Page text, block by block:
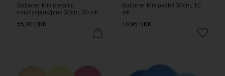
Balloner Mix metallic
hvid/lyspink/pink 30cm, 30 stk.
55,00 DKK
Balloner Mix pastel 30cm, 10
stk.
18,95 DKK